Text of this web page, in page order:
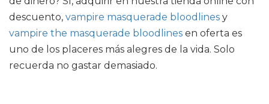
descuento, vampire masquerade bloodlines y
vampire the masquerade bloodlines en oferta es
uno de los placeres más alegres de la vida. Solo
recuerda no gastar demasiado.